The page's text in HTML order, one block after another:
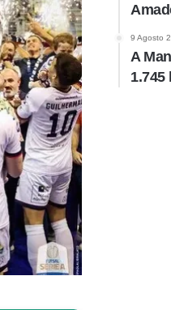
9 Agosto
A